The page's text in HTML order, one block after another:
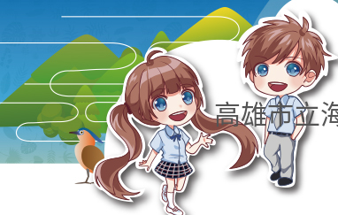
高雄市立